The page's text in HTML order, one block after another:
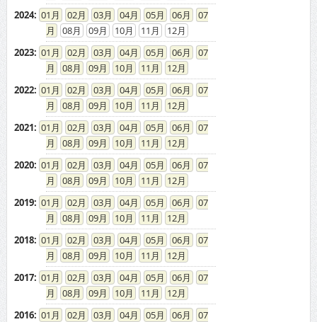
2024: 01 02 03 04 05 06
07
08
09 10 11
12
2023: 01 02 03 04 05 06
07
08
09 10 11
12
2022: 01 02 03 04 05 06
07
08
09 10 11
12
2021: 01 02 03 04 05 06
07
08
09 10 11
12
2020: 01 02 03 04 05 06
07
08
09 10 11
12
2019: 01 02 03 04 05 06
07
08
09 10 11
12
2018: 01 02 03 04 05 06
07
08
09 10 11
12
2017: 01 02 03 04 05 06
07
08
09 10 11
12
2016: 01 02 03 04 05 06
07